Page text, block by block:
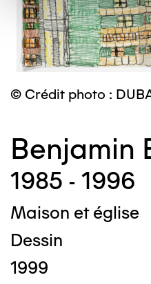
© Crédit photo :
Benjamin
1985 - 1996
Maison et église
Dessin
1999